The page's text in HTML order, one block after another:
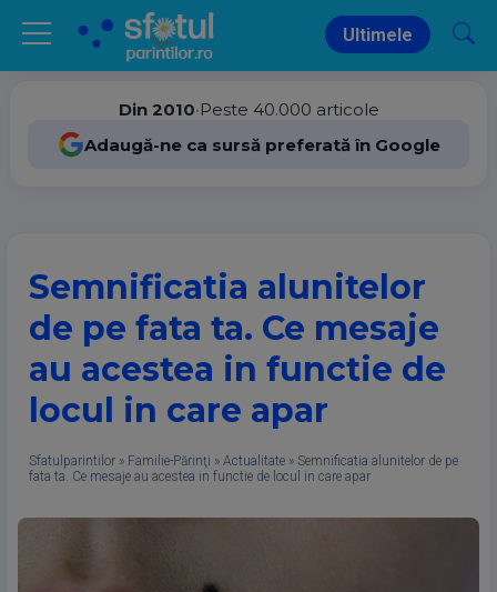
Ultimele
Din 2010•Peste 40.000 articole
Adaugă-ne ca sursă preferată în Google
Semnificatia alunitelor
de pe fata ta. Ce mesaje
au acestea in functie de
locul in care apar
Sfatulparintilor » Familie-Părinţi » Actualitate » Semnificatia alunitelor de pe
fata ta. Ce mesaje au acestea in functie de locul in care apar